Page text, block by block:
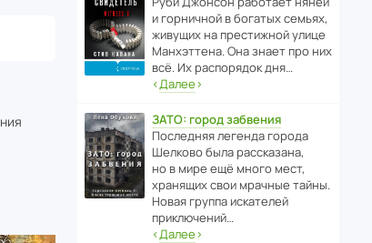
и горни­чной в богатых семьях,
живущих на прес­ти­жной улице
Манх­эт­тена. Она знает про них
всё. Их распо­рядок дня…
‹Далее›
ЗАТО: город забвения
После­дняя легенда города
Шелково была расска­зана,
но в мире ещё много мест,
хранящих свои мрачные тайны.
Новая группа иска­телей
приключений…
‹Далее›